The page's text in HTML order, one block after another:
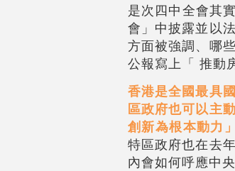
是次四中全會其
會」中披露並以
方面被強調、哪
公報寫上「 推動
香港是全國最具
區政府也可以主
創新為根本動力」
特區政府也在去
內會如何呼應中